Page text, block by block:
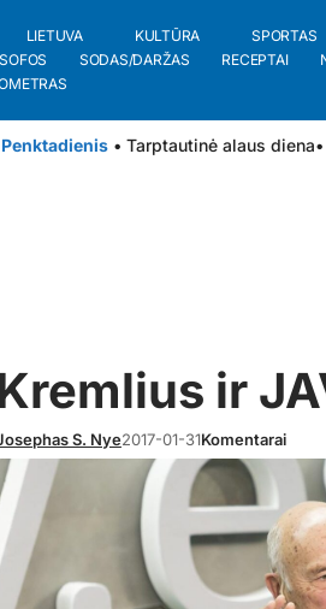
LIETUVA KULTŪRA SPORTAS
SODAS/DARŽAS RECEPTAI
Penktadienis • Tarptautinė alaus diena
ir
S. Nye2017-01-31Komentarai